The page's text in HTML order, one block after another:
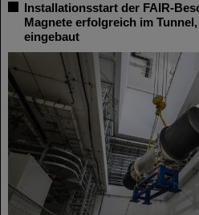
Installationsstart der FAIR-
Magnete erfolgreich im
eingebaut